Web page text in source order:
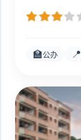
🏫公办 📍